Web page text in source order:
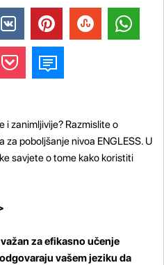
i zanimljivije? Razmislite o
poboljšanje nivoa ENGLESS. U
savjete o tome kako koristiti
za efikasno učenje
vašem jeziku da